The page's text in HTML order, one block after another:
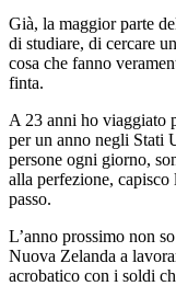
Già, la maggior parte
di studiare, di cercare
cosa che fanno
finta.
A 23 anni ho viaggiato
per un anno negli Stati
persone ogni giorno,
alla perfezione,
passo.
L’anno prossimo non
Nuova Zelanda a
acrobatico con i soldi